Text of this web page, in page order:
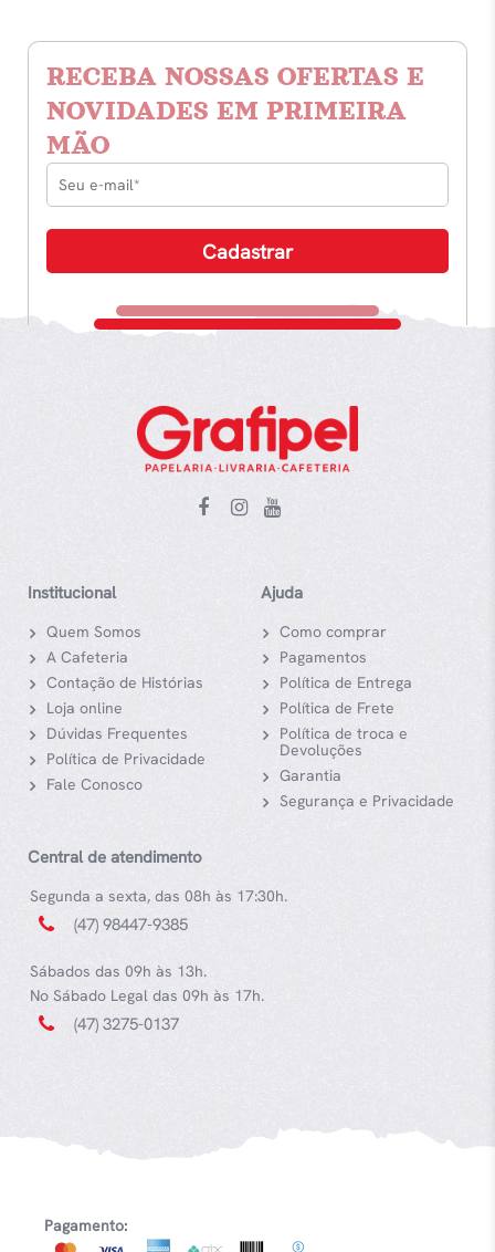
RECEBA NOSSAS OFERTAS E
NOVIDADES EM PRIMEIRA
MÃO
Institucional
Quem Somos
A Cafeteria
Contação de Histórias
Loja online
Dúvidas Frequentes
Política de Privacidade
Fale Conosco
Ajuda
Como comprar
Pagamentos
Política de Entrega
Política de Frete
Política de troca e
Devoluções
Garantia
Segurança e Privacidade
Central de atendimento
Segunda a sexta, das 08h às 17:30h.
(47) 98447-9385
Sábados das 09h às 13h.
No Sábado Legal das 09h às 17h.
(47) 3275-0137
Pagamento: